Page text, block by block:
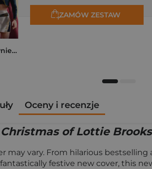
K-popowe łowczynie demonów. Mój golden journal. Oficjalny dziennik
ZAMÓW ZESTAW
Oceny i recenzje
of Lottie Brooks
vary. From hilarious bestselling
fantastically festive new cover, this